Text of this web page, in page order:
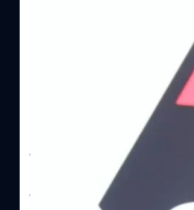
SYNNEX โชว์กำไร Q2/69
Recurring Revenue เร่งเ
บริษัท ซินเน็ค (ประเทศไทย) จำกัด (ม
ไตรมาส 2 และงวด 6 เดือนแรกของปี
เติบโตของรายได้อย่างมีนัยสำคัญ พร้
ไม่ได้รับสิทธิปันผล (XD) วันที่ 19 สิง